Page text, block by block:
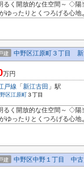
るく開放的な住空間～ ◇
ゆったりとくつろげる心
建 中野区江原町３丁目
万円
戸線 「 新江古田 」駅
区江原町３丁目
るく開放的な住空間～ ◇
ゆったりとくつろげる心
建 中野区中野１丁目 中古